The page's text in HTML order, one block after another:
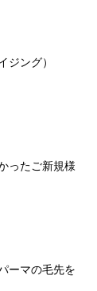
ジング）
ったご新規様
ーマの毛先を